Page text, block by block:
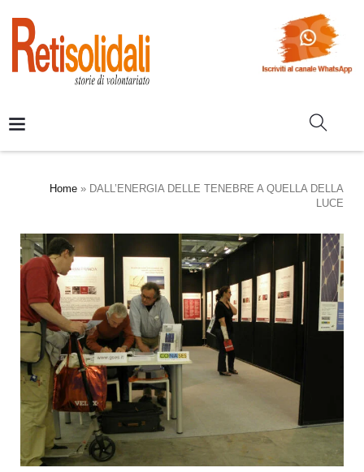
Home » DALL’ENERGIA DELLE TENEBRE A QUELLA DELLA
LUCE